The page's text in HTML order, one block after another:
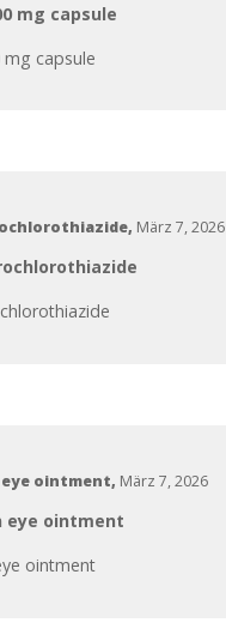
mg capsule
mg capsule
, März 7, 2026
ointment, März 7, 2026
eye ointment
ointment